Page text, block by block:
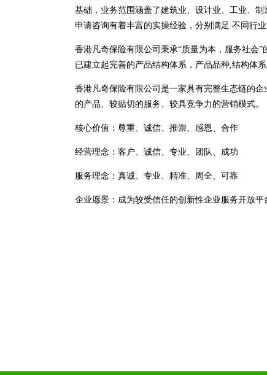
基础，业务范围涵盖了建筑业、设计业、工业、
申请咨询有着丰富的实操经验，分别满足 不同行
香港凡奇保险有限公司秉承“质量为本，服务社会
已建立起完善的产品结构体系，产品品种,结构体系
香港凡奇保险有限公司是一家具有完整生态链的
的产品、较贴切的服务、较具竞争力的营销模式。
核心价值：尊重、诚信、推崇、感恩、合作
经营理念：客户、诚信、专业、团队、成功
服务理念：真诚、专业、精准、周全、可靠
企业愿景：成为较受信任的创新性企业服务开放平